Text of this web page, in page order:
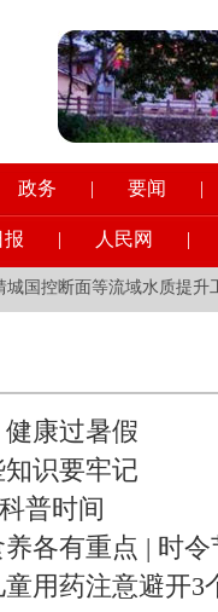
政务 | 要闻 |
报 | 人民网 |
国控断面等流域水质提升
山南蔗小学开展课后服务
康过暑假
识要牢记
普时间
各有重点 | 时
用药注意避开3